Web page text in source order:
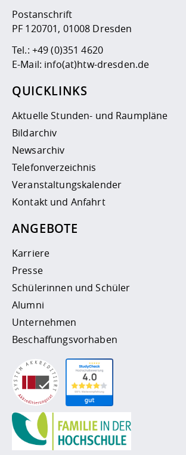
Postanschrift
PF 120701, 01008 Dresden
Tel.: +49 (0)351 4620
E-Mail: info(at)htw-dresden.de
QUICKLINKS
Aktuelle Stunden- und Raumpläne
Bildarchiv
Newsarchiv
Telefonverzeichnis
Veranstaltungskalender
Kontakt und Anfahrt
ANGEBOTE
Karriere
Presse
Schülerinnen und Schüler
Alumni
Unternehmen
Beschaffungsvorhaben